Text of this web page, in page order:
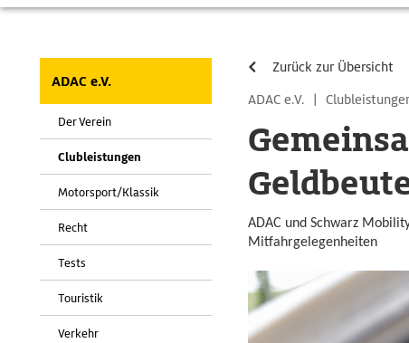
ADAC e.V.
Der Verein
Clubleistungen
Motorsport/Klassik
Recht
Tests
Touristik
Verkehr
Zurück zur Übersicht
ADAC e.V.
|
ADAC und Schwarz
Mitfahrgelegenheiten